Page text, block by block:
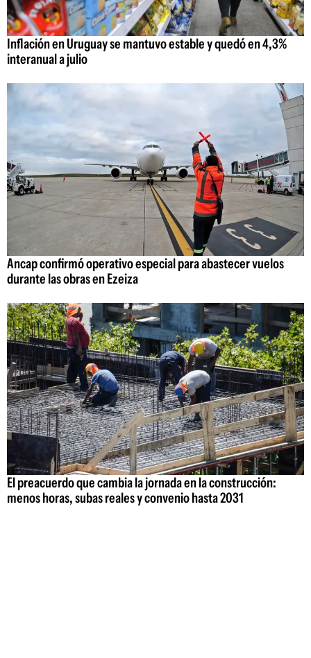
Inflación en Uruguay se mantuvo estable y quedó en 4,3%
interanual a julio
Ancap confirmó operativo especial para abastecer vuelos
durante las obras en Ezeiza
El preacuerdo que cambia la jornada en la construcción:
menos horas, subas reales y convenio hasta 2031